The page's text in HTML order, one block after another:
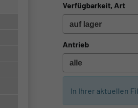
Verfügbarkeit, Art
Antrieb
In Ihrer aktuellen